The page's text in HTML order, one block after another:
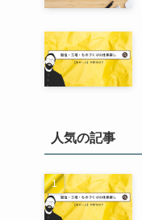
人気の記事